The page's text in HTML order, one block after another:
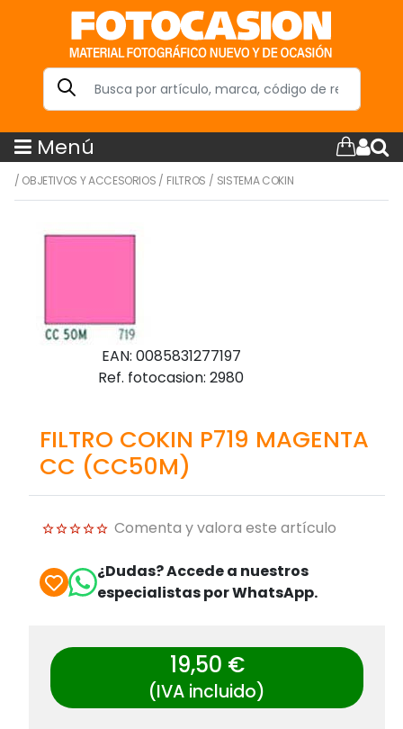
Menú
/ OBJETIVOS Y ACCESORIOS / FILTROS / SISTEMA COKIN
EAN: 0085831277197
Ref. fotocasion: 2980
FILTRO COKIN P719 MAGENTA
CC (CC50M)
Comenta y valora este artículo
¿Dudas? Accede a nuestros
especialistas por WhatsApp.
19,50 €
(IVA incluido)